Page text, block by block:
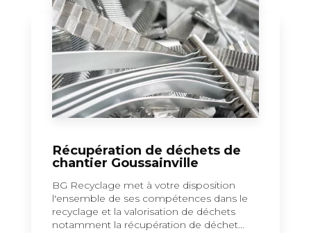
Récupération de déchets de
chantier Goussainville
BG Recyclage met à votre disposition
l'ensemble de ses compétences dans le
recyclage et la valorisation de déchets
notamment la récupération de déchet...